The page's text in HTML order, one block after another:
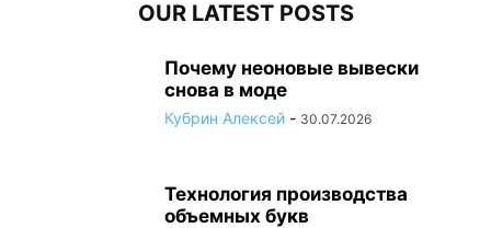
OUR LATEST POSTS
Почему неоновые вывески
снова в моде
Кубрин Алексей - 30.07.2026
Технология производства
объемных букв